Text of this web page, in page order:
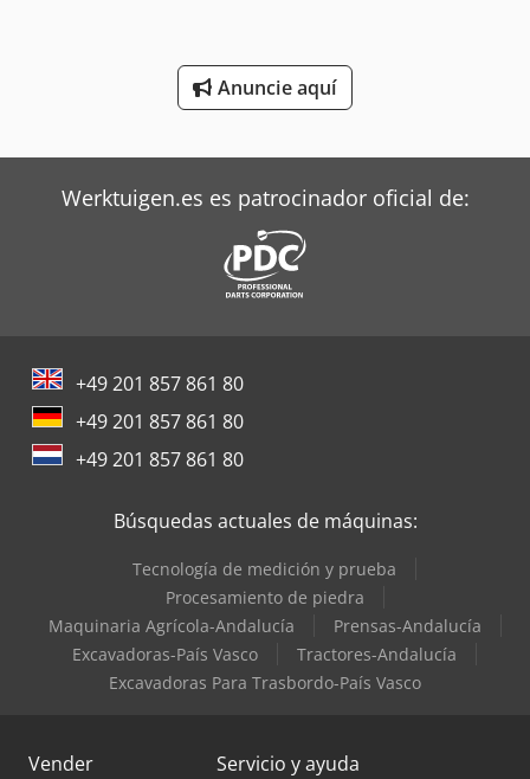
Mitsubishi Aires Acondicionados
Oms Flejadoras
Rational Equipos De Cocina
Siemens Motores Eléctricos
Toshiba Aires Acondicionados
Trane Aires Acondicionados
Anuncie aquí
Werktuigen.es es patrocinador oficial de:
+49 201 857 861 80
+49 201 857 861 80
+49 201 857 861 80
Búsquedas actuales de máquinas:
Tecnología de medición y prueba
Procesamiento de piedra
Maquinaria Agrícola-Andalucía
Prensas-Andalucía
Excavadoras-País Vasco
Tractores-Andalucía
Excavadoras Para Trasbordo-País Vasco
Vender Servicio y ayuda